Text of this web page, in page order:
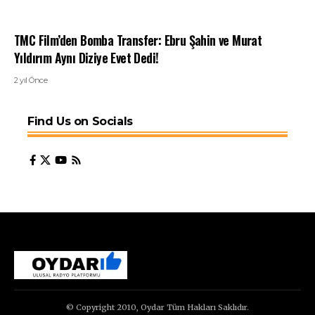
TMC Film’den Bomba Transfer: Ebru Şahin ve Murat
Yıldırım Aynı Diziye Evet Dedi!
2 yıl Önce
Find Us on Socials
© Copyright 2010, Oydar Tüm Hakları Saklıdır.